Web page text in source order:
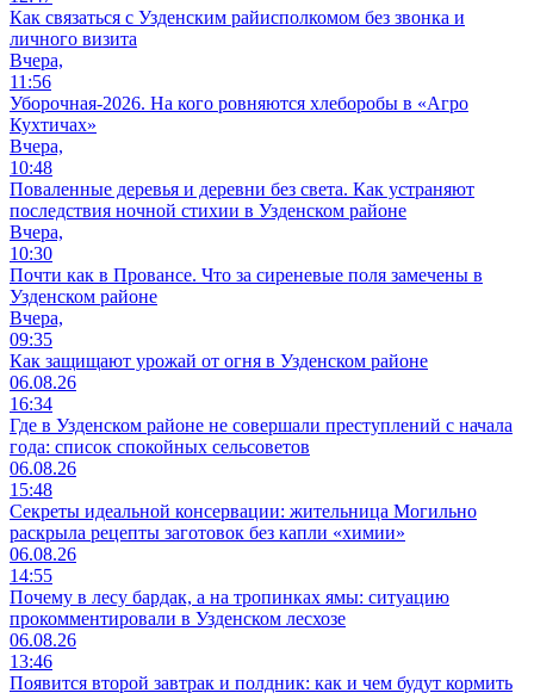
Как связаться с Узденским райисполкомом без звонка и
личного визита
Вчера,
11:56
Уборочная-2026. На кого ровняются хлеборобы в «Агро
Кухтичах»
Вчера,
10:48
Поваленные деревья и деревни без света. Как устраняют
последствия ночной стихии в Узденском районе
Вчера,
10:30
Почти как в Провансе. Что за сиреневые поля замечены в
Узденском районе
Вчера,
09:35
Как защищают урожай от огня в Узденском районе
06.08.26
16:34
Где в Узденском районе не совершали преступлений с начала
года: список спокойных сельсоветов
06.08.26
15:48
Секреты идеальной консервации: жительница Могильно
раскрыла рецепты заготовок без капли «химии»
06.08.26
14:55
Почему в лесу бардак, а на тропинках ямы: ситуацию
прокомментировали в Узденском лесхозе
06.08.26
13:46
Появится второй завтрак и полдник: как и чем будут кормить